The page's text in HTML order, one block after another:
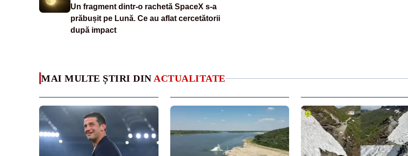
Un fragment dintr-o rachetă SpaceX s-a
prăbușit pe Lună. Ce au aflat cercetătorii
după impact
MAI MULTE ȘTIRI DIN ACTUALITATE